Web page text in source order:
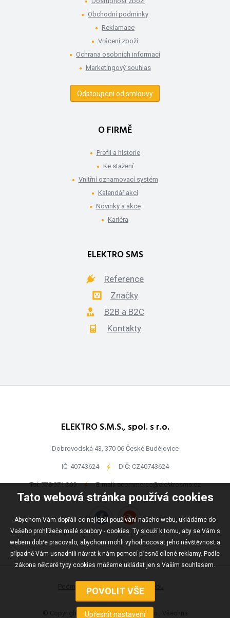
Tato webová stránka používá cookies
Abychom Vám dopřáli co nejlepší používání našeho webu, ukládáme do
Vašeho prohlížeče malé soubory - cookies. Ty slouží k tomu, aby se Vám s
webem dobře pracovalo, abychom mohli vyhodnocovat jeho návštěvnost a
případně Vám usnadnili návrat k nám pomocí přesně cílené reklamy. Podle
zákona některé typy cookies můžeme ukládat jen s Vaším souhlasem.
Obchodní podmínky
Reklamace
Vrácení zboží
Ochrana osobních informací
Marketingový souhlas
Odstoupení od smlouvy
O FIRMĚ
Profil a historie
Ke stažení
Vnitřní oznamovací systém
Kalendář akcí
Novinky a akce
Kariéra
ELEKTRO SMS
Reference
Značky
B2B a B2C
Kontakty
ELEKTRO S.M.S., spol. s r.o.
Dobrovodská 43, 370 06 České Budějovice
IČ: 40743624 - DIČ: CZ40743624
Tel:778 971 369 - E-mail:ecommerce@elektrosms.cz
Podmínky užívání Mapa webu
© Copyright ELEKTRO S.M.S., spol s r.o., Všechna